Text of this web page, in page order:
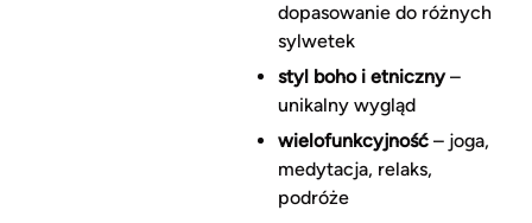
dopasowanie do różnych
sylwetek
styl boho i etniczny–
unikalny wygląd
wielofunkcyjność– joga,
medytacja, relaks,
podróże